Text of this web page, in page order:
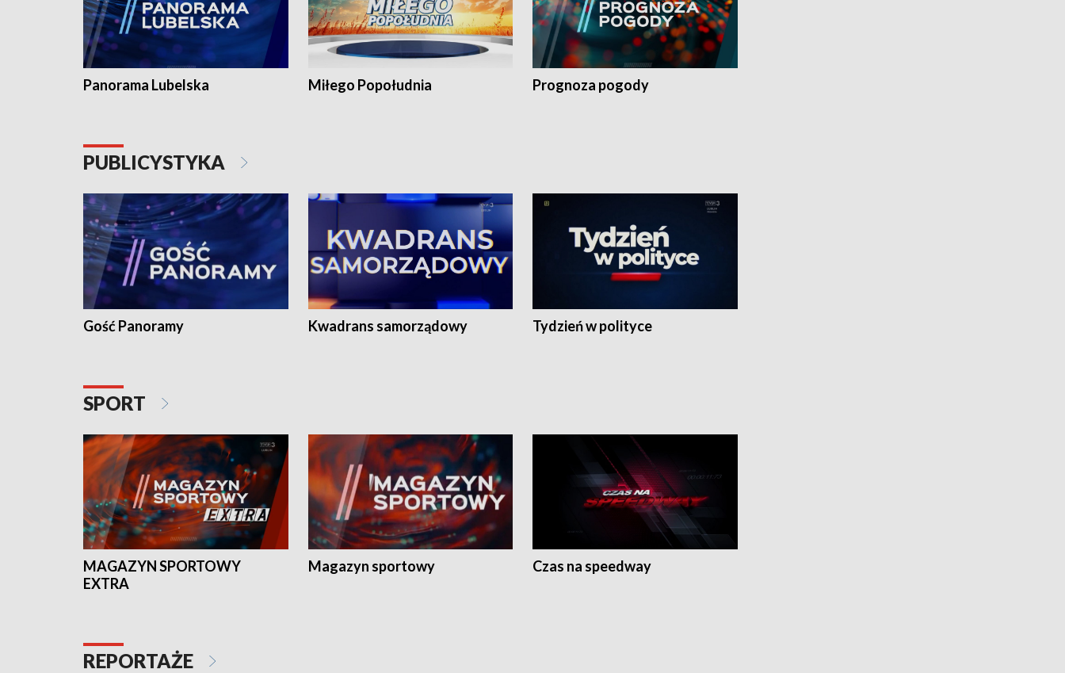
Panorama Lubelska Miłego Popołudnia Prognoza pogody
PUBLICYSTYKA
Gość Panoramy Kwadrans samorządowy Tydzień w polityce
SPORT
MAGAZYN SPORTOWY
EXTRA
Magazyn sportowy Czas na speedway
REPORTAŻE